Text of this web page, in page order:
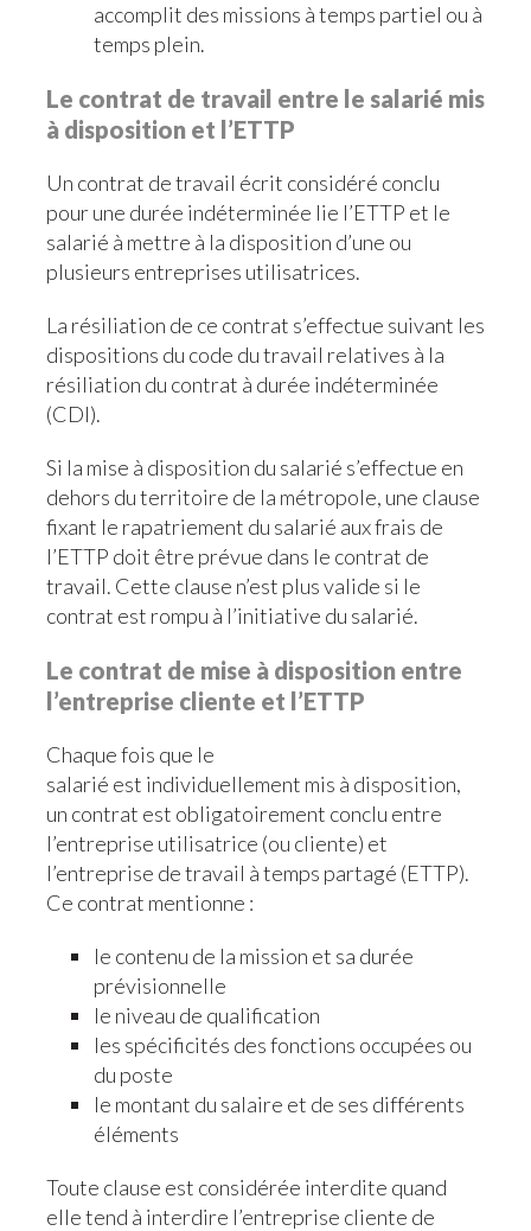
accomplit des missions à temps partiel ou à
temps plein.
Le contrat de travail entre le salarié mis
à disposition et l’ETTP
Un contrat de travail écrit considéré conclu
pour une durée indéterminée lie l’ETTP et le
salarié à mettre à la disposition d’une ou
plusieurs entreprises utilisatrices.
La résiliation de ce contrat s’effectue suivant les
dispositions du code du travail relatives à la
résiliation du contrat à durée indéterminée
(CDI).
Si la mise à disposition du salarié s’effectue en
dehors du territoire de la métropole, une clause
fixant le rapatriement du salarié aux frais de
l’ETTP doit être prévue dans le contrat de
travail. Cette clause n’est plus valide si le
contrat est rompu à l’initiative du salarié.
Le contrat de mise à disposition entre
l’entreprise cliente et l’ETTP
Chaque fois que le
salarié est individuellement mis à disposition,
un contrat est obligatoirement conclu entre
l’entreprise utilisatrice (ou cliente) et
l’entreprise de travail à temps partagé (ETTP).
Ce contrat mentionne :
le contenu de la mission et sa durée
prévisionnelle
le niveau de qualification
les spécificités des fonctions occupées ou
du poste
le montant du salaire et de ses différents
éléments
Toute clause est considérée interdite quand
elle tend à interdire l’entreprise cliente de